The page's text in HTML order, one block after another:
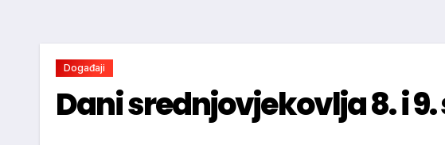
Događaji
Dani srednjovjekovlja 8. i